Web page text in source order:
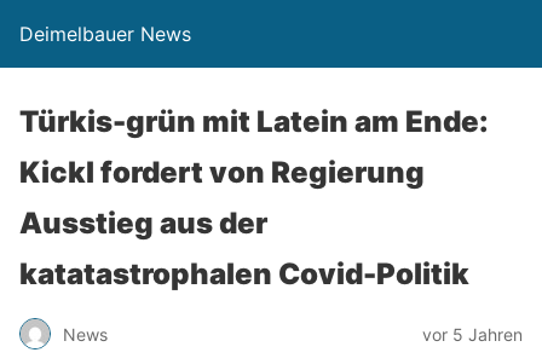
Deimelbauer News
Türkis-grün mit Latein am Ende:
Kickl fordert von Regierung
Ausstieg aus der
katatastrophalen Covid-Politik
News vor 5 Jahren